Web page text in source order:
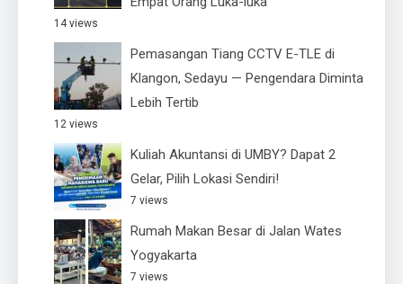
14 views
Pemasangan Tiang CCTV E-TLE di
Klangon, Sedayu — Pengendara Diminta
Lebih Tertib
12 views
Kuliah Akuntansi di UMBY? Dapat 2
Gelar, Pilih Lokasi Sendiri!
7 views
Rumah Makan Besar di Jalan Wates
Yogyakarta
7 views